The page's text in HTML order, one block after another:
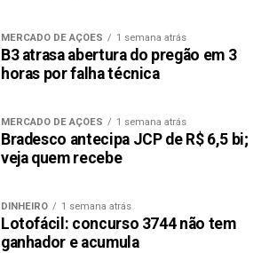
MERCADO DE AÇÕES 1 semana atrás
B3 atrasa abertura do pregão em 3
horas por falha técnica
MERCADO DE AÇÕES 1 semana atrás
Bradesco antecipa JCP de R$ 6,5 bi;
veja quem recebe
DINHEIRO 1 semana atrás
Lotofácil: concurso 3744 não tem
ganhador e acumula